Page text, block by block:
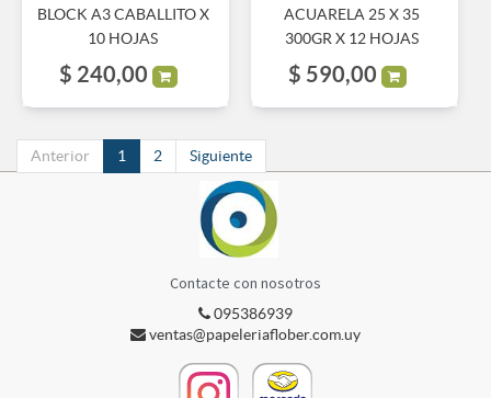
BLOCK A3 CABALLITO X
10 HOJAS
$ 240,00
ACUARELA 25 X 35
300GR X 12 HOJAS
$ 590,00
Anterior 1 2 Siguiente
Contacte con nosotros
095386939
ventas@papeleriaflober.com.uy